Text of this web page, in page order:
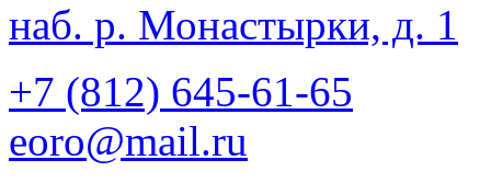
наб. р. Монастырки, д. 1
+7 (812) 645-61-65
eoro@mail.ru